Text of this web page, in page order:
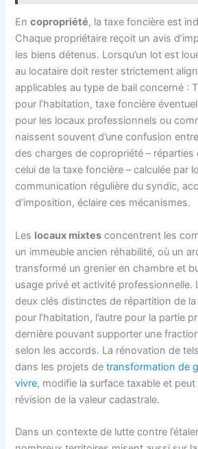
Encopropriété, la taxe foncière est
Chaque propriétaire reçoit un avis
les biens détenus. Lorsqu’un lot est
au locataire doit rester strictement
applicables au type de bail concerné :
pour l’habitation, taxe foncière
pour les locaux professionnels ou
naissent souvent d’une confusion
des charges de copropriété – réparties
celui de la taxe foncière – calculée par
communication régulière du syndic,
d’imposition, éclaire ces mécanismes.
Les locaux mixtes concentrent les
un immeuble ancien réhabilité, où un
transformé un grenier en chambre et
usage privé et activité professionnelle.
deux clés distinctes de répartition de la
pour l’habitation, l’autre pour la partie
dernière pouvant supporter une
selon les accords. La rénovation de
dans les projets detransformation de
vivre, modifie la surface taxable et
révision de la valeur cadastrale.
Dans un contexte de lutte contre